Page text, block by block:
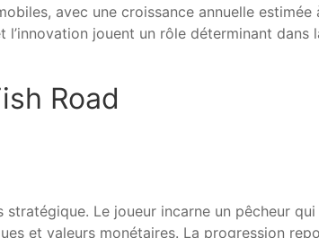
avec une croissance annuelle
jouent un rôle déterminant
Road
Le joueur incarne un pêcheur
et valeurs monétaires. La progression